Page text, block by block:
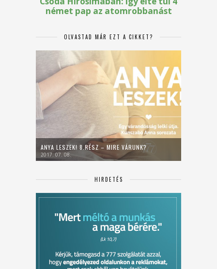
OLVASTAD MÁR EZT A CIKKET?
ANYA LESZEK! 8.RÉSZ – MIRE VÁRUNK?
2017. 07. 08.
HIRDETÉS